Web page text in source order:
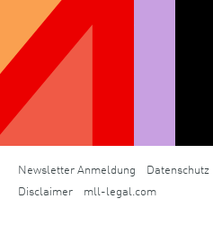
Newsletter Anmeldung Datenschutz
Disclaimer
mll-legal.com